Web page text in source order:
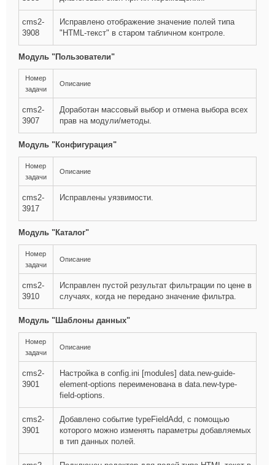
cms2-
3908
Исправлено отображение значение полей типа
"HTML-текст" в старом табличном контроле.
Модуль "Пользователи"
Номер
задачи
Описание
cms2-
3907
Доработан массовый выбор и отмена выбора всех
прав на модули/методы.
Модуль "Конфигурация"
Номер
задачи
Описание
cms2-
3917
Исправлены уязвимости.
Модуль "Каталог"
Номер
задачи
Описание
cms2-
3910
Исправлен пустой результат фильтрации по цене в
случаях, когда не передано значение фильтра.
Модуль "Шаблоны данных"
Номер
задачи
Описание
cms2-
3901
Настройка в config.ini [modules] data.new-guide-
element-options переименована в data.new-type-
field-options.
cms2-
3901
Добавлено событие typeFieldAdd, с помощью
которого можно изменять параметры добавляемых
в тип данных полей.